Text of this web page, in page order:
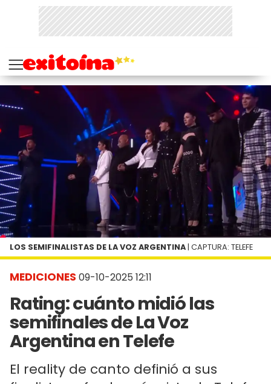
MEDICIONES 09-10-2025 12:11
Rating: cuánto midió las
semifinales de La Voz
Argentina en Telefe
El reality de canto definió a sus
LOS SEMIFINALISTAS DE LA VOZ ARGENTINA | CAPTURA: TELEFE